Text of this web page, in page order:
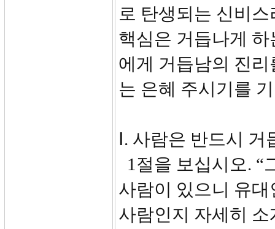
로 탄생되는 신비
핵심은 거듭나게
에게 거듭남의 진
는 은혜 주시기를
Ⅰ. 사람은 반드시
1절을 보십시오. “
사람이 있으니 유
사람인지 자세히